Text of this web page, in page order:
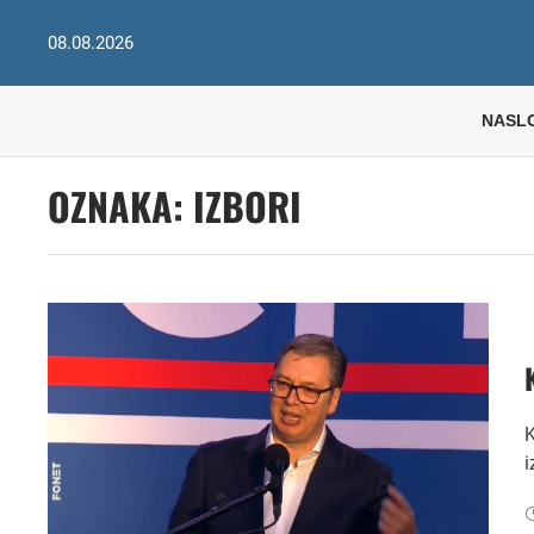
08.08.2026
OZNAKA: IZBORI